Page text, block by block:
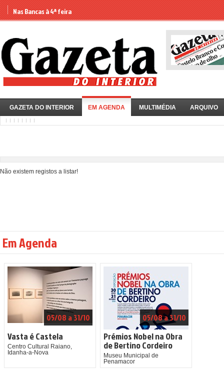
Nas Bancas à 4ª feira
GAZETA DO INTERIOR EM AGENDA MULTIMÉDIA ARQUIVO
Não existem registos a listar!
Em Agenda
05/08 a 31/10
Vasta é Castela
Centro Cultural Raiano,
Idanha-a-Nova
05/08 a 31/10
Prémios Nobel na Obra
de Bertino Cordeiro
Museu Municipal de
Penamacor